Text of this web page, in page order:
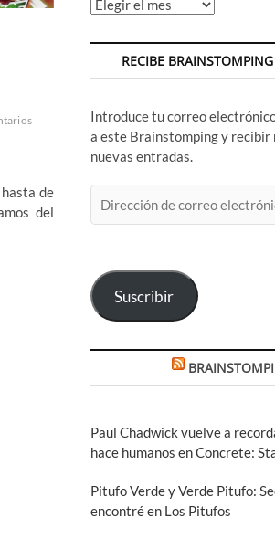
de
del
Archivos
RECIBE
Introduce tu correo
a este Brainstomping y recibir
nuevas entradas.
de
Suscribir
Paul Chadwick vuelve a
hace humanos en Concrete:
Pitufo Verde y Verde Pitufo:
encontré en Los Pitufos